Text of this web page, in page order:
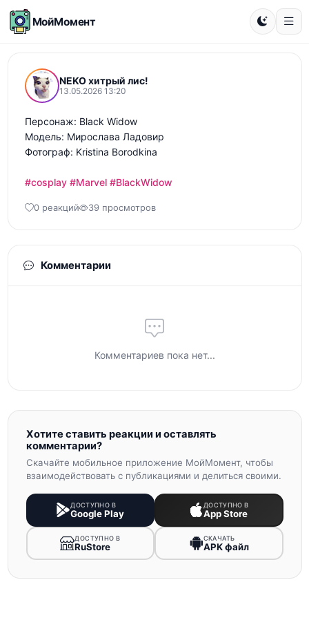
МойМомент
NEKO хитрый лис!
13.05.2026 13:20
Персонаж: Black Widow
Модель: Мирослава Ладовир
Фотограф: Kristina Borodkina
#cosplay #Marvel #BlackWidow
0 реакций 39 просмотров
Комментарии
Комментариев пока нет...
Хотите ставить реакции и оставлять
комментарии?
Скачайте мобильное приложение МойМомент, чтобы
взаимодействовать с публикациями и делиться своими.
ДОСТУПНО В
Google Play
ДОСТУПНО В
App Store
ДОСТУПНО В
RuStore
СКАЧАТЬ
APK файл